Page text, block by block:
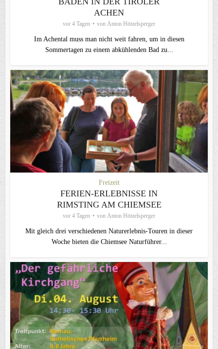
ACHEN
vor 4 Tagen von Anton Hötzelsperger
Im Achental muss man nicht weit fahren, um in diesen
Sommertagen zu einem abkühlenden Bad zu...
Freizeit
FERIEN-ERLEBNISSE IN
RIMSTING AM CHIEMSEE
vor 4 Tagen von Anton Hötzelsperger
Mit gleich drei verschiedenen Naturerlebnis-Touren in dieser
Woche bieten die Chiemsee Naturführer...